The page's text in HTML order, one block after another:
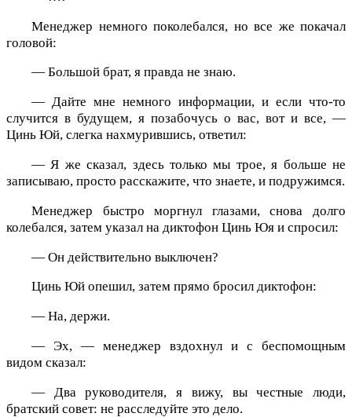
Менеджер немного поколебался, но все же покачал
головой:
— Большой брат, я правда не знаю.
— Дайте мне немного информации, и если что-то
случится в будущем, я позабочусь о вас, вот и все, —
Цинь Юй, слегка нахмурившись, ответил:
— Я же сказал, здесь только мы трое, я больше не
записываю, просто расскажите, что знаете, и подружимся.
Менеджер быстро моргнул глазами, снова долго
колебался, затем указал на диктофон Цинь Юя и спросил:
— Он действительно выключен?
Цинь Юй опешил, затем прямо бросил диктофон:
— На, держи.
— Эх, — менеджер вздохнул и с беспомощным
видом сказал:
— Два руководителя, я вижу, вы честные люди,
братский совет: не расследуйте это дело.